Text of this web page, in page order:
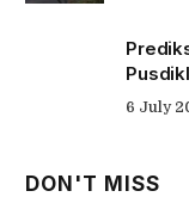
6 July
DON'T MISS